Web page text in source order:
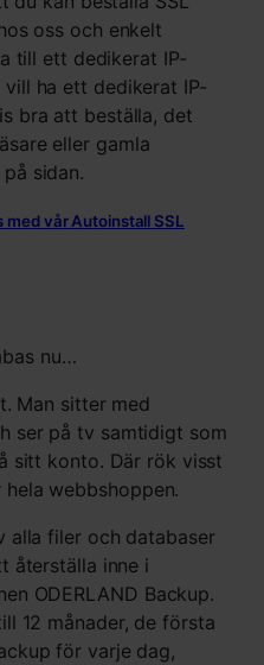
oss och enkelt
till ett dedikerat IP-
vill ha ett dedikerat IP-
bra att beställa, det
eller gamla
sidan.
vår Autoinstall SSL
nu…
Man sitter med
ser på tv samtidigt som
sitt konto. Där rök visst
webbshoppen.
alla filer och databaser
återställa inne i
ODERLAND Backup.
12 månader, de första
för varje dag,